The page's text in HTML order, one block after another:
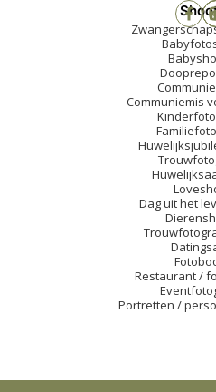
Communiemis
Dag uit het
Restaurant /
Portretten /